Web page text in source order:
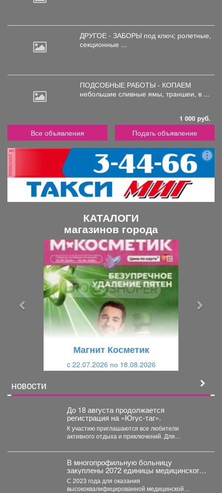
ДРУГОЕ - ЗАБОРЫ под ключ; ролетные,
секционные ...
ПОДСОБНЫЕ РАБОТЫ - КОПАЕМ
небольшие сливные ямы, траншеи, в ...
1 000 руб.
Все объявления Подать объявление
реклама
КАТАЛОГИ
магазинов города
Магнит Косметик
c 22.07.2026 по 18.08.2026
НОВОСТИ
До 18 августа продолжается
регистрация на «Югус-таг».
К участию приглашаются все любители
активного отдыха и приключений. Для
в...
В многопрофильную больницу
закуплены 2072 единицы медицинского
оборудования на общую сумму 490,6
млн рублей.
С 2023 года для оказания
высококвалифицированной медицинской